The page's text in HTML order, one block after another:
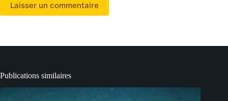
Laisser un commentaire
Publications similaires